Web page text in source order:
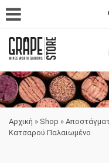
Αρχική » Shop »
Κατσαρού Παλαιωμένο